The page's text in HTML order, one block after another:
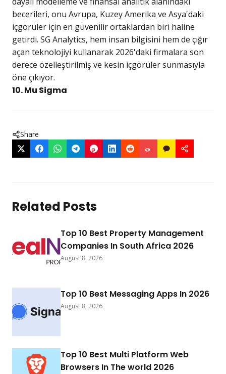
becerileri, onu Avrupa, Kuzey Amerika ve Asya'daki
içgörüler için en güvenilir ortaklardan biri haline
getirdi. SG Analytics, hem insan bilgisini hem de çığır
açan teknolojiyi kullanarak 2026'daki firmalara son
derece özelleştirilmiş ve kesin içgörüler sunmasıyla
öne çıkıyor.
10. Mu Sigma
Share
Related Posts
Top 10 Best Property Management
Companies In South Africa 2026
August 8, 2026
Top 10 Best Messaging Apps In 2026
August 8, 2026
Top 10 Best Multi Platform Web
Browsers In The world 2026